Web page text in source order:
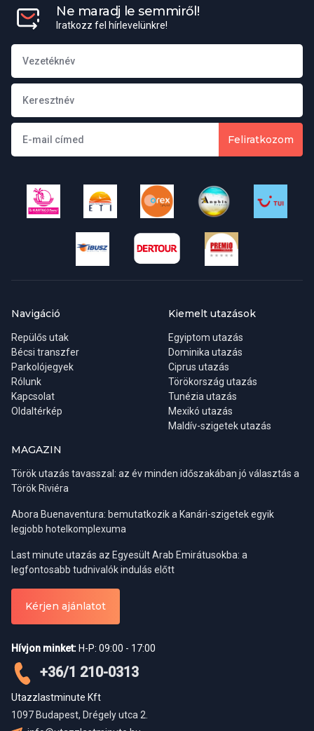
Ne maradj le semmiről!
Iratkozz fel hírlevelünkre!
Feliratkozom
Navigáció
Repülős utak
Bécsi transzfer
Parkolójegyek
Rólunk
Kapcsolat
Oldaltérkép
Kiemelt utazások
Egyiptom utazás
Dominika utazás
Ciprus utazás
Törökország utazás
Tunézia utazás
Mexikó utazás
Maldív-szigetek utazás
MAGAZIN
Török utazás tavasszal: az év minden időszakában jó választás a
Török Riviéra
Abora Buenaventura: bemutatkozik a Kanári-szigetek egyik
legjobb hotelkomplexuma
Last minute utazás az Egyesült Arab Emirátusokba: a
legfontosabb tudnivalók indulás előtt
Kérjen ajánlatot
Hívjon minket: H-P: 09:00 - 17:00
+36/1 210-0313
Utazzlastminute Kft
1097 Budapest, Drégely utca 2.